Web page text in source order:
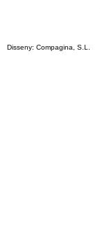
Disseny: Compagina, S.L.